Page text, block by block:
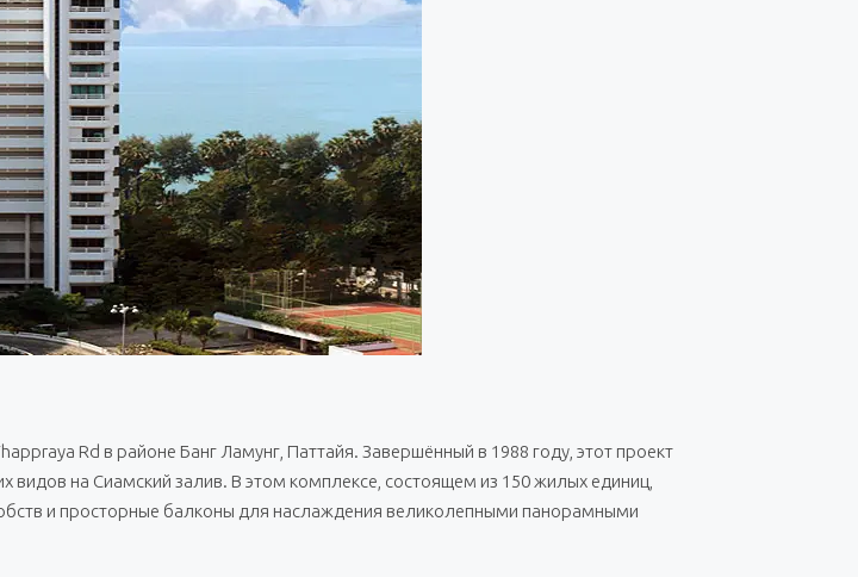
Rd в районе Банг Ламунг, Паттайя. Завершённый в 1988 году, этот проект
на Сиамский залив. В этом комплексе, состоящем из 150 жилых единиц,
и просторные балконы для наслаждения великолепными панорамными